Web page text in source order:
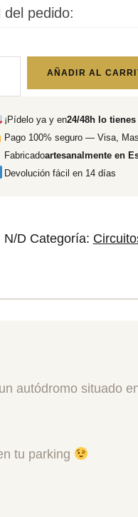
del pedido:
AÑADIR AL
¡Pídelo ya y en24/48h lo tienes
Pago 100% seguro — Visa,
Fabricadoartesanalmente en
Devolución fácil en 14 días
N/D Categoría:
autódromo situado
tu parking